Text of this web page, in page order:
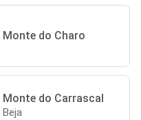
Monte do Charo
Monte do Carrascal
Beja